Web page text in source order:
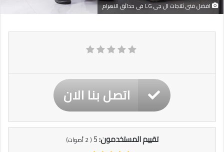
افضل فنى ثلاجات ال جى LG فى حدائق الاهرام
اتصل بنا الان
تقييم المستخدمون:5
(
2أصوات)